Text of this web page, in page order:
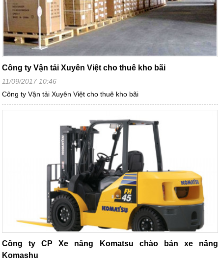
Công ty Vận tải Xuyên Việt cho thuê kho bãi
11/09/2017 10:46
Công ty Vận tải Xuyên Việt cho thuê kho bãi
Công ty CP Xe nâng Komatsu chào bán xe nâng
Komashu